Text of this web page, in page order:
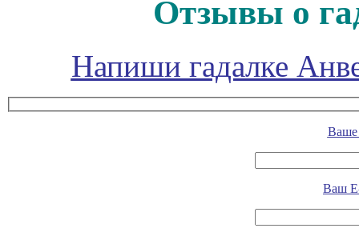
Отзывы о
Напиши гадалке
Ваше
Ваш